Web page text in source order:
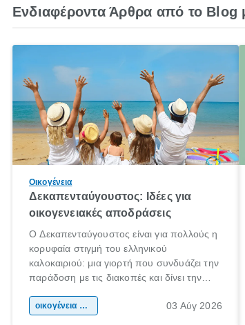
Ενδιαφέροντα Άρθρα από το Blog
Οικογένεια
Δεκαπενταύγουστος: Ιδέες για
οικογενειακές αποδράσεις
Ο Δεκαπενταύγουστος είναι για πολλούς η
κορυφαία στιγμή του ελληνικού
καλοκαιριού: μια γιορτή που συνδυάζει την
παράδοση με τις διακοπές και δίνει την
χώρας. Είτε πρόκειται για λίγες μέρες
οικογένεια & παιδί 03 Αύγ 2026